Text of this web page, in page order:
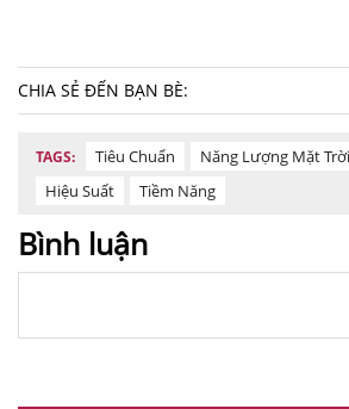
CHIA SẺ ĐẾN BẠN BÈ:
TAGS: Tiêu Chuẩn Năng Lượng Mặt Trời
Hiệu Suất
Tiềm Năng
Bình luận